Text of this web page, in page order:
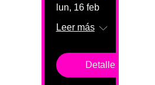
lun, 16 feb
Leer más
Detalles